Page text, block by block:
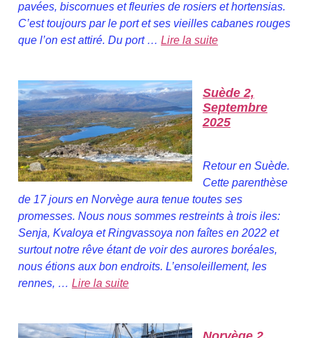
pavées, biscornues et fleuries de rosiers et hortensias.
C’est toujours par le port et ses vieilles cabanes rouges
que l’on est attiré. Du port … Lire la suite
Suède 2,
Septembre
2025
Retour en Suède.
Cette parenthèse
de 17 jours en Norvège aura tenue toutes ses
promesses. Nous nous sommes restreints à trois iles:
Senja, Kvaloya et Ringvassoya non faîtes en 2022 et
surtout notre rêve étant de voir des aurores boréales,
nous étions aux bon endroits. L’ensoleillement, les
rennes, … Lire la suite